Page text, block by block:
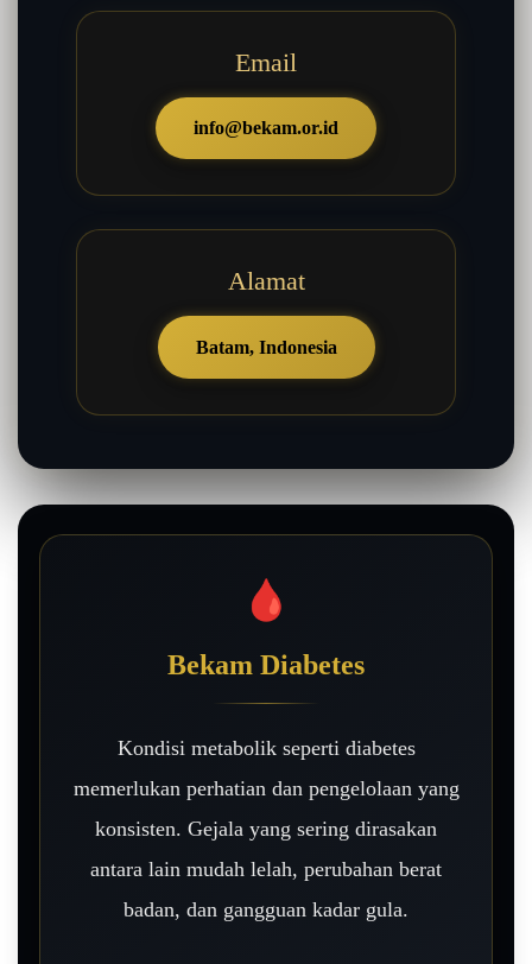
Email
info@bekam.or.id
Alamat
Batam, Indonesia
🩸
Bekam Diabetes
Kondisi metabolik seperti diabetes
memerlukan perhatian dan pengelolaan yang
konsisten. Gejala yang sering dirasakan
antara lain mudah lelah, perubahan berat
badan, dan gangguan kadar gula.